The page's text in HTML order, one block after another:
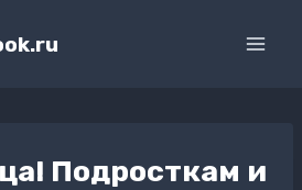
Подросткам и